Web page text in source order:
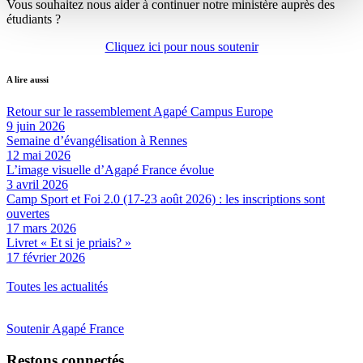
Vous souhaitez nous aider à continuer notre ministère auprès des
étudiants ?
Cliquez ici pour nous soutenir
A lire aussi
Retour sur le rassemblement Agapé Campus Europe
9 juin 2026
Semaine d’évangélisation à Rennes
12 mai 2026
L’image visuelle d’Agapé France évolue
3 avril 2026
Camp Sport et Foi 2.0 (17-23 août 2026) : les inscriptions sont
ouvertes
17 mars 2026
Livret « Et si je priais? »
17 février 2026
Toutes les actualités
Soutenir Agapé France